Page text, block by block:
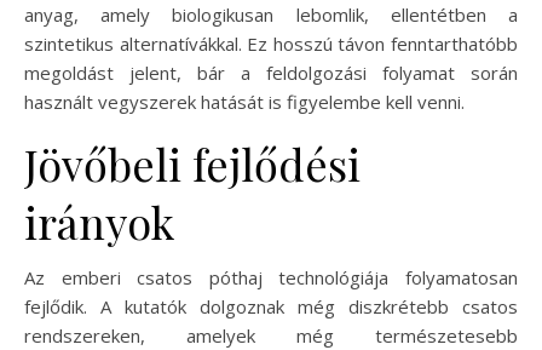
anyag, amely biologikusan lebomlik, ellentétben a
szintetikus alternatívákkal. Ez hosszú távon fenntarthatóbb
megoldást jelent, bár a feldolgozási folyamat során
használt vegyszerek hatását is figyelembe kell venni.
Jövőbeli fejlődési
irányok
Az emberi csatos póthaj technológiája folyamatosan
fejlődik. A kutatók dolgoznak még diszkrétebb csatos
rendszereken, amelyek még természetesebb